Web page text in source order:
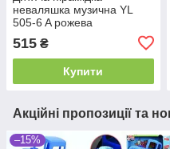
неваляшка музична YL
505-6 A рожева
515 ₴
Купити
Акційні пропозиції та
–15%